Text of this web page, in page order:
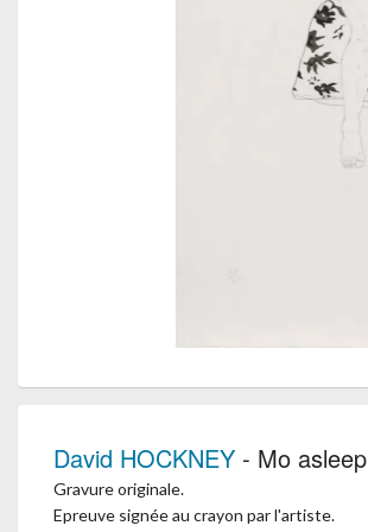
David HOCKNEY - Mo asleep
Gravure originale.
Epreuve signée au crayon par l'artiste.